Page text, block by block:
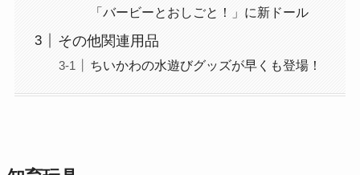
「バービーとおしごと！」に新ドール
その他関連用品
ちいかわの水遊びグッズが早くも登場！